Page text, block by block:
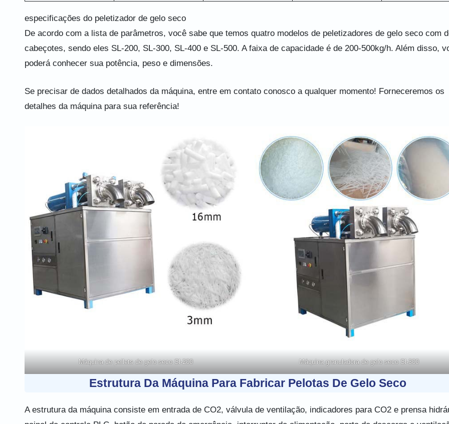
especificações do peletizador de gelo seco
De acordo com a lista de parâmetros, você sabe que temos quatro modelos de peletizadores de gelo seco com
cabeçotes, sendo eles SL-200, SL-300, SL-400 e SL-500. A faixa de capacidade é de 200-500kg/h. Além disso,
poderá conhecer sua potência, peso e dimensões.
Se precisar de dados detalhados da máquina, entre em contato conosco a qualquer momento! Forneceremos os
detalhes da máquina para sua referência!
Máquina de pellets de gelo seco Sl-200 Máquina granuladora de gelo seco Sl-300
Estrutura Da Máquina Para Fabricar Pelotas De Gelo Seco
A estrutura da máquina consiste em entrada de CO2, válvula de ventilação, indicadores para CO2 e prensa